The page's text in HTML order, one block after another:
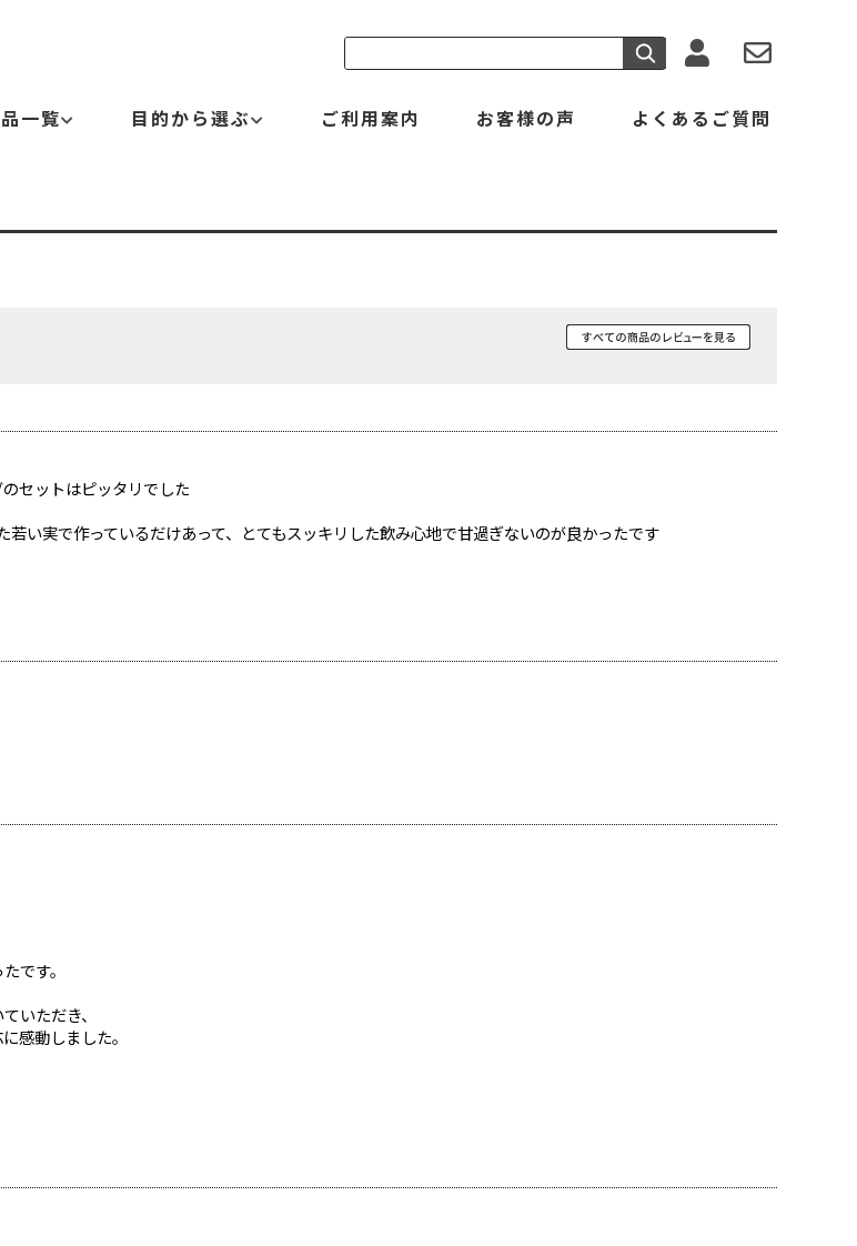
一覧 目的から選ぶ ご利用案内 お客様の声 よくあるご質問
セットはピッタリでした
い実で作っているだけあって、とてもスッキリした飲み心地で甘過ぎないのが良かったです
です。
いただき、
感動しました。